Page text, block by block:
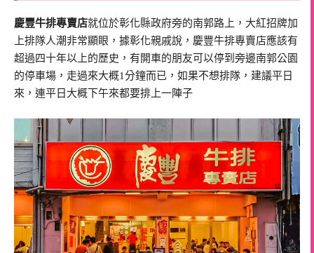
慶豐牛排專賣店就位於彰化縣政府旁的南郭路上，大紅招牌加
上排隊人潮非常顯眼，據彰化親戚說，慶豐牛排專賣店應該有
超過四十年以上的歷史，有開車的朋友可以停到旁邊南郭公園
的停車場，走過來大概1分鐘而已，如果不想排隊，建議平日
來，連平日大概下午來都要排上一陣子